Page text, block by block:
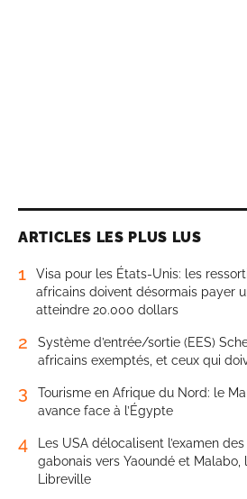
ARTICLES LES PLUS LUS
1
Visa pour les États-Unis: les
africains doivent désormais payer
atteindre 20.000 dollars
2
Système d’entrée/sortie (EES)
africains exemptés, et ceux qui
3
Tourisme en Afrique du Nord: le
avance face à l’Égypte
4
Les USA délocalisent l’examen
gabonais vers Yaoundé et Malabo,
Libreville